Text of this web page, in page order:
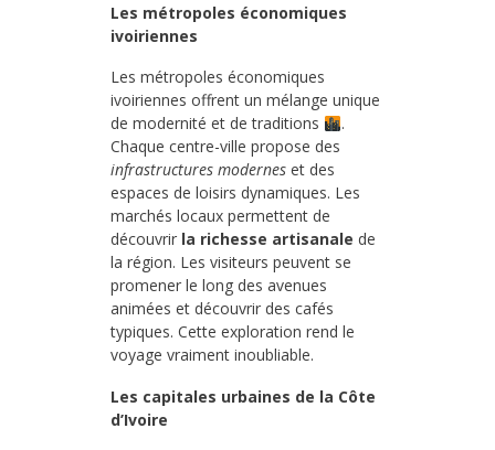
Les métropoles économiques
ivoiriennes
Les métropoles économiques
ivoiriennes offrent un mélange unique
de modernité et de traditions
.
Chaque centre-ville propose des
infrastructures modernes et des
espaces de loisirs dynamiques. Les
marchés locaux permettent de
découvrir la richesse artisanale de
la région. Les visiteurs peuvent se
promener le long des avenues
animées et découvrir des cafés
typiques. Cette exploration rend le
voyage vraiment inoubliable.
Les capitales urbaines de la Côte
d’Ivoire